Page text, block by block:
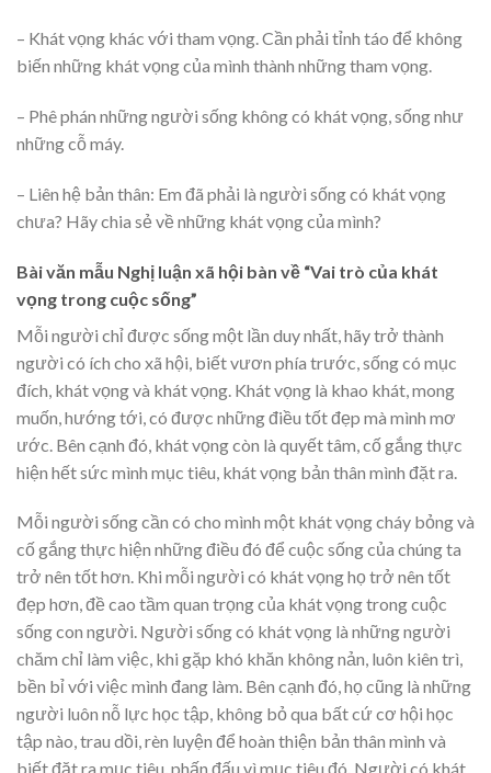
– Khát vọng khác với tham vọng. Cần phải tỉnh táo để không
biến những khát vọng của mình thành những tham vọng.
– Phê phán những người sống không có khát vọng, sống như
những cỗ máy.
– Liên hệ bản thân: Em đã phải là người sống có khát vọng
chưa? Hãy chia sẻ về những khát vọng của mình?
Bài văn mẫu Nghị luận xã hội bàn về “Vai trò của khát
vọng trong cuộc sống”
Mỗi người chỉ được sống một lần duy nhất, hãy trở thành
người có ích cho xã hội, biết vươn phía trước, sống có mục
đích, khát vọng và khát vọng. Khát vọng là khao khát, mong
muốn, hướng tới, có được những điều tốt đẹp mà mình mơ
ước. Bên cạnh đó, khát vọng còn là quyết tâm, cố gắng thực
hiện hết sức mình mục tiêu, khát vọng bản thân mình đặt ra.
Mỗi người sống cần có cho mình một khát vọng cháy bỏng và
cố gắng thực hiện những điều đó để cuộc sống của chúng ta
trở nên tốt hơn. Khi mỗi người có khát vọng họ trở nên tốt
đẹp hơn, đề cao tầm quan trọng của khát vọng trong cuộc
sống con người. Người sống có khát vọng là những người
chăm chỉ làm việc, khi gặp khó khăn không nản, luôn kiên trì,
bền bỉ với việc mình đang làm. Bên cạnh đó, họ cũng là những
người luôn nỗ lực học tập, không bỏ qua bất cứ cơ hội học
tập nào, trau dồi, rèn luyện để hoàn thiện bản thân mình và
biết đặt ra mục tiêu, phấn đấu vì mục tiêu đó. Người có khát